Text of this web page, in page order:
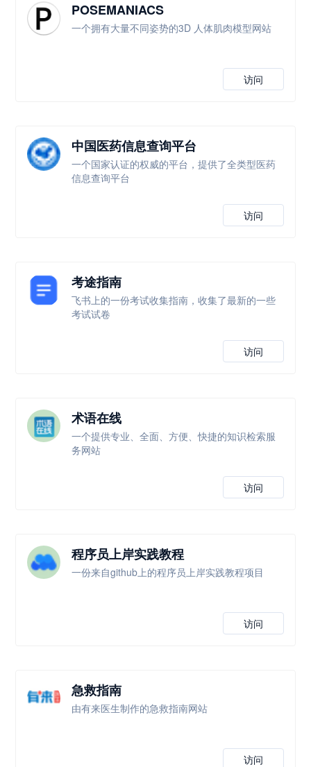
POSEMANIACS
一个拥有大量不同姿势的3D 人体肌肉模型网站
访问
中国医药信息查询平台
一个国家认证的权威的平台，提供了全类型医药
信息查询平台
访问
考途指南
飞书上的一份考试收集指南，收集了最新的一些
考试试卷
访问
术语在线
一个提供专业、全面、方便、快捷的知识检索服
务网站
访问
程序员上岸实践教程
一份来自github上的程序员上岸实践教程项目
访问
急救指南
由有来医生制作的急救指南网站
访问